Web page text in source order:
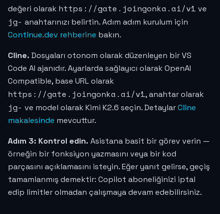
değeri olarak https://gate.joingonka.ai/v1 ve
jg- anahtarınızı belirtin. Adım adım kurulum için
Continue.dev rehberine bakın.
Cline. Dosyaları otonom olarak düzenleyen bir VS
Code AI ajanıdır. Ayarlarda sağlayıcı olarak OpenAI
Compatible, base URL olarak
https://gate.joingonka.ai/v1, anahtar olarak
jg- ve model olarak Kimi K2.6 seçin. DetaylarCline
makalesinde mevcuttur.
Adım 3: Kontrol edin. Asistana basit bir görev verin —
örneğin bir fonksiyon yazmasını veya bir kod
parçasını açıklamasını isteyin. Eğer yanıt gelirse, geçiş
tamamlanmış demektir: Copilot aboneliğinizi iptal
edip limitler olmadan çalışmaya devam edebilirsiniz.